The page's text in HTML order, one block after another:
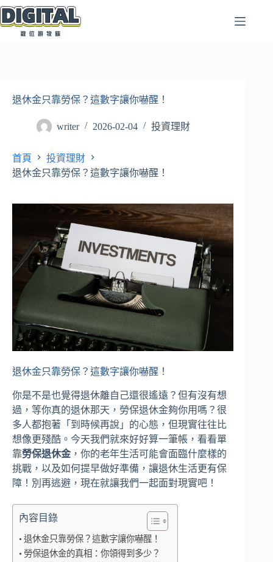
跳
至
退休金只靠勞保？這數字讓你嚇醒！
writer 2026-02-04 投資理財
首頁
投資理財
退休金只靠勞保？這數字讓你嚇醒！
退休金只靠勞保？這數字讓你嚇醒！
你是不是也覺得退休離自己還很遙遠？但有沒有想
過，等你真的退休那天，勞保退休金夠你用嗎？很
多人都抱著「到時候再說」的心態，但現實往往比
想像更殘酷。今天我們就來好好算一筆帳，看看單
靠勞保退休金 ，你的老年生活可能會面臨什麼樣的
挑戰，以及如何提早做好準備，讓退休生活更有保
障！別再逃避，現在就讓我們一起面對現實吧！
內容目錄
退休金只靠勞保？這數字讓你嚇醒！
勞保退休金的真相：你領得到多少？